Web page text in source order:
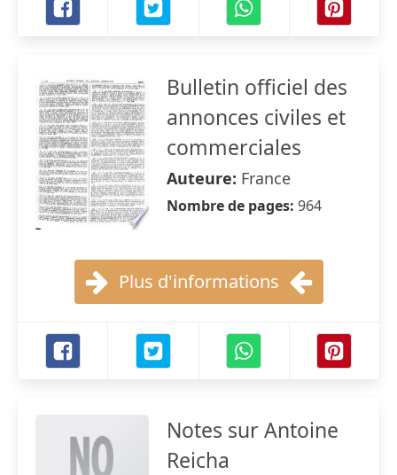
Bulletin officiel des
annonces civiles et
commerciales
Auteure: France
Nombre de pages: 964
Plus d'informations
Notes sur Antoine
Reicha